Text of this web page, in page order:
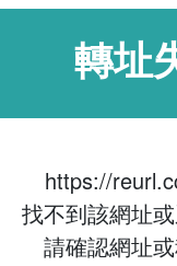
轉址
https://
找不到該網址
請確認網址